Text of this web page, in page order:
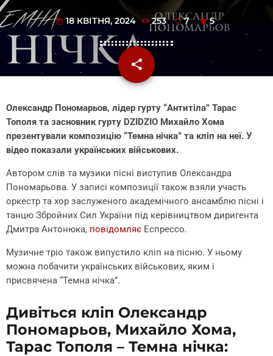
today 18 КВІТНЯ, 2024 253 7 5
share
email
Олександр Пономарьов, лідер гурту “Антитіла” Тарас
Тополя та засновник гурту DZIDZIO Михайло Хома
презентували композицію “Темна нічка” та кліп на неї. У
відео показали українських військових.
Автором слів та музики пісні виступив Олександра
Пономарьова. У записі композиції також взяли участь
оркестр та хор заслуженого академічного ансамблю пісні і
танцю Збройних Сил України під керівництвом диригента
Дмитра Антонюка, повідомляє Еспрессо.
Музичне тріо також випустило кліп на пісню. У ньому
можна побачити українських військових, яким і
присвячена “Темна нічка”.
Дивіться кліп Олександр
Пономарьов, Михайло Хома,
Тарас Тополя – Темна нічка: